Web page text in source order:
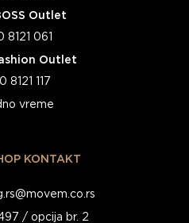
Outlet
8121 061
Outlet
8121 117
vreme
KONTAKT
/ opcija br. 2